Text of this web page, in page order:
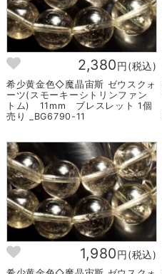
2,380円(税込)
希少黄金色◇魔晶宙斯 ゼウスクォ
ーツ(スモーキーシトリンファン
トム) 11mm ブレスレット 1個
売り _BG6790-11
1,980円(税込)